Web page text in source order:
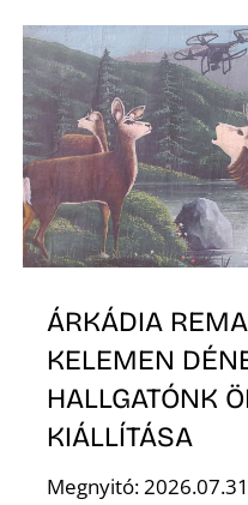
ÁRKÁDIA
KELEMEN
HALLGATÓNK
KIÁLLÍTÁSA
Megnyitó: